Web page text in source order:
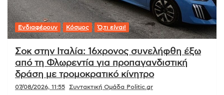
Ενδιαφέρουν Κόσμος Ό,τι είναι!
Σοκ στην Ιταλία: 16χρονος συνελήφθη έξω
από τη Φλωρεντία για προπαγανδιστική
δράση με τρομοκρατικό κίνητρο
07/08/2026, 11:55 Συντακτική Ομάδα Politic.gr